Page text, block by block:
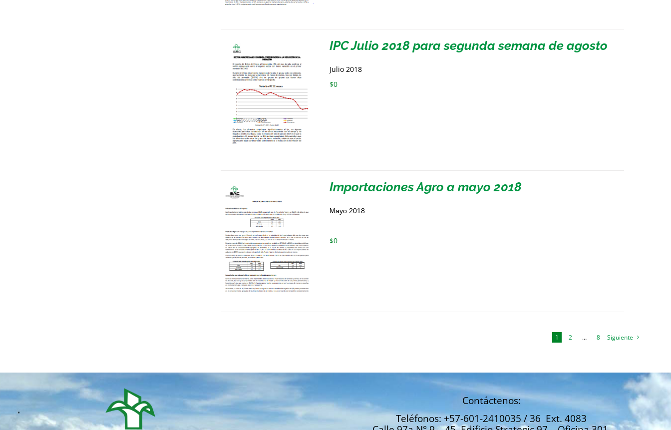
IPC Julio 2018 para segunda semana de agosto
Julio 2018
$0
Importaciones Agro a mayo 2018
Mayo 2018
$0
1 2 … 8 Siguiente
Contáctenos:
Teléfonos: +57-601-2410035 / 36 Ext. 4083